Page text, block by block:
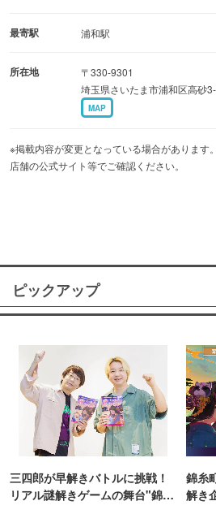
最寄駅 浦和駅
所在地
〒330-9301
埼玉県さいたま市浦和区高砂
MAP
※掲載内容が変更となっている場合があります
店舗の公式サイト等でご確認ください。
ピックアップ
三四郎が早解きバトルに挑戦！
リアル謎解きゲームの舞台"錦糸
錦糸
解き